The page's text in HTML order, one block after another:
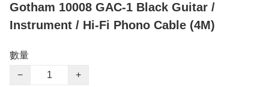
Gotham 10008 GAC-1 Black Guitar /
Instrument / Hi-Fi Phono Cable (4M)
數量
−
+